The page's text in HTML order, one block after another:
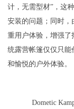
计，无需型材”，这
安装的问题；同时，
重用户体验，增强
统露营帐篷仅仅只
和愉悦的户外体验。
Dometic